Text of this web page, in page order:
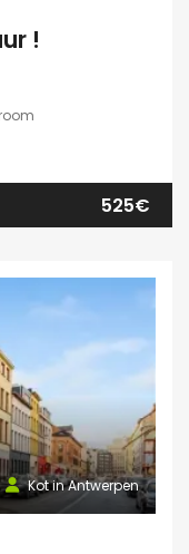
!
525€
Kot in Antwerpen